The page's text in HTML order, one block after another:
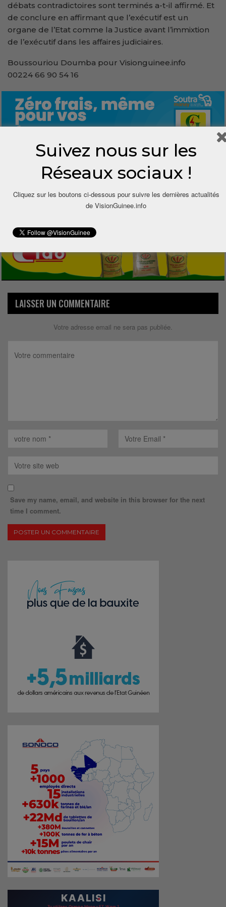
débats contradictoires sont terminés a-t-il affirmé. Et
de conclure en affirmant que l’exécutif est un
organe de l’Etat comme la Justice avant l’immixtion
de l’exécutif dans les affaires judiciaires.
Boussouriou Doumba pour Visionguinee.info
00224 66 90 54 16
LAISSER UN COMMENTAIRE
Votre adresse email ne sera pas publiée.
Save my name, email, and website in this browser for the next
time I comment.
Suivez nous sur les
Réseaux sociaux !
Cliquez sur les boutons ci-dessous pour suivre les dernières actualités
de VisionGuinee.info